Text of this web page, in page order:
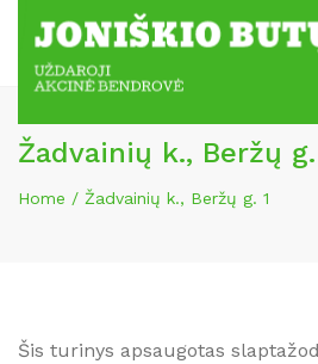
Žadvainių k., Beržų g.
Home Žadvainių k., Beržų g. 1
Šis turinys apsaugotas